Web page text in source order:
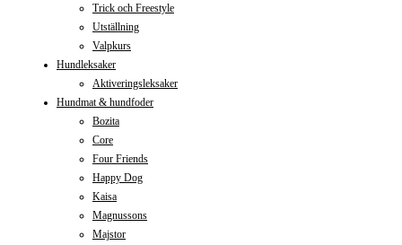
Trick och Freestyle
Utställning
Valpkurs
Hundleksaker
Aktiveringsleksaker
Hundmat & hundfoder
Bozita
Core
Four Friends
Happy Dog
Kaisa
Magnussons
Majstor